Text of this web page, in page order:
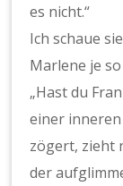
es nicht.“
Ich schaue
Marlene je
„Hast du
einer
zögert, zieht
der